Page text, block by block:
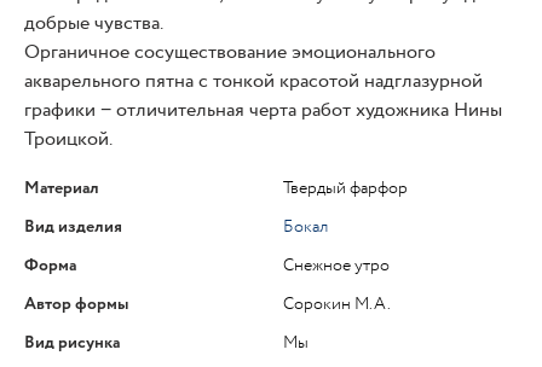
добрые чувства.
Органичное сосуществование эмоционального
акварельного пятна с тонкой красотой надглазурной
графики − отличительная черта работ художника Нины
Троицкой.
Материал
Твердый фарфор
Вид изделия
Бокал
Форма
Снежное утро
Автор формы
Сорокин М.А.
Вид рисунка
Мы